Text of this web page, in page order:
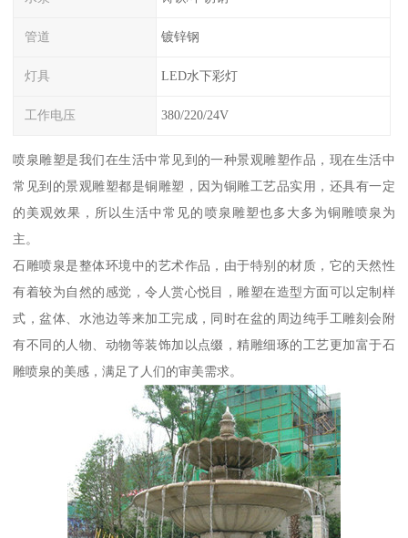
管道 镀锌钢
灯具 LED水下彩灯
工作电压 380/220/24V
喷泉雕塑是我们在生活中常见到的一种景观雕塑作品，现在生活中
常见到的景观雕塑都是铜雕塑，因为铜雕工艺品实用，还具有一定
的美观效果，所以生活中常见的喷泉雕塑也多大多为铜雕喷泉为
主。
石雕喷泉是整体环境中的艺术作品，由于特别的材质，它的天然性
有着较为自然的感觉，令人赏心悦目，雕塑在造型方面可以定制样
式，盆体、水池边等来加工完成，同时在盆的周边纯手工雕刻会附
有不同的人物、动物等装饰加以点缀，精雕细琢的工艺更加富于石
雕喷泉的美感，满足了人们的审美需求。